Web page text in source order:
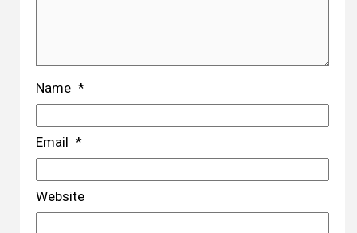
Name *
Email *
Website